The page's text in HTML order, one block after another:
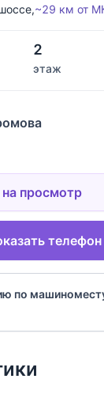
~29 км от
2
этаж
на просмотр
телефон
по